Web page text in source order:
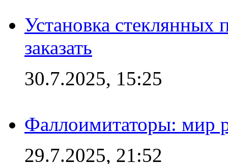
Установка стеклянных
заказать
30.7.2025, 15:25
Фаллоимитаторы: мир
29.7.2025, 21:52